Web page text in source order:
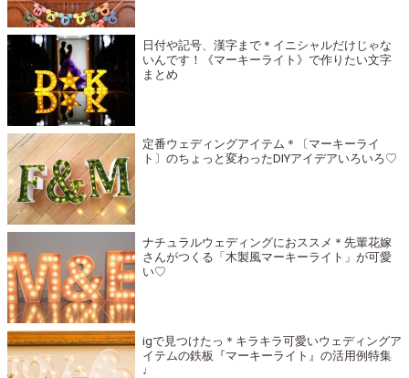
日付や記号、漢字まで＊イニシャルだけじゃな
いんです！《マーキーライト》で作りたい文字
まとめ
定番ウェディングアイテム＊〔マーキーライ
ト〕のちょっと変わったDIYアイデアいろいろ♡
ナチュラルウェディングにおススメ＊先輩花嫁
さんがつくる「木製風マーキーライト」が可愛
い♡
igで見つけたっ＊キラキラ可愛いウェディングア
イテムの鉄板『マーキーライト』の活用例特集
♩